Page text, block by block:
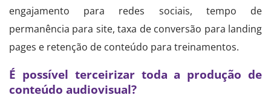
engajamento para redes sociais, tempo de
permanência para site, taxa de conversão para landing
pages e retenção de conteúdo para treinamentos.
É possível terceirizar toda a produção de
conteúdo audiovisual?